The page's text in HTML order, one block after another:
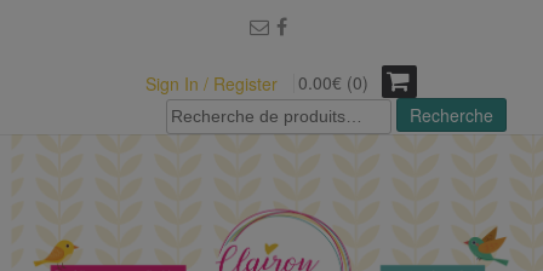
Sign In / Register
0.00€ (0)
Recherche
pour :
Recherche